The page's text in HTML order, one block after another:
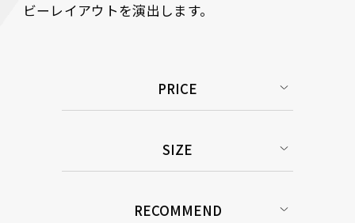
ビーレイアウトを演出します。
PRICE
SIZE
RECOMMEND